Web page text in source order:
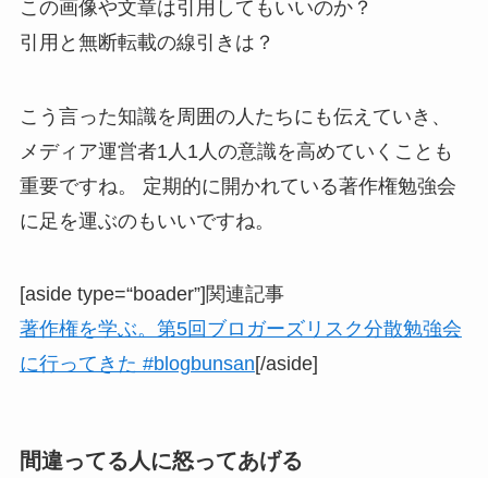
この画像や文章は引用してもいいのか？
引用と無断転載の線引きは？
こう言った知識を周囲の人たちにも伝えていき、
メディア運営者1人1人の意識を高めていくことも
重要ですね。 定期的に開かれている著作権勉強会
に足を運ぶのもいいですね。
[aside type=“boader”]関連記事
著作権を学ぶ。第5回ブロガーズリスク分散勉強会
に行ってきた #blogbunsan[/aside]
間違ってる人に怒ってあげる